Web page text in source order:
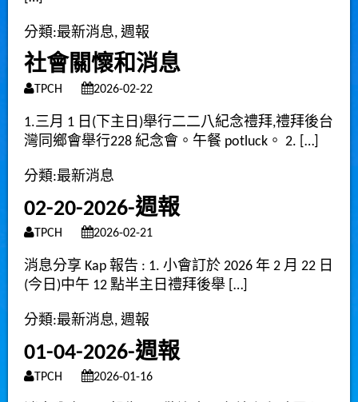
分類:最新消息, 週報
社會關懷和消息
TPCH 2026-02-22
1.三月 1 日(下主日)舉行二二八紀念禮拜,禮拜後台
灣同鄉會舉行228 紀念會。午餐 potluck。 2. […]
分類:最新消息
02-20-2026-週報
TPCH 2026-02-21
消息分享 Kap 報告 : 1. 小會訂於 2026 年 2 月 22 日
(今日)中午 12 點半主日禮拜後舉 […]
分類:最新消息, 週報
01-04-2026-週報
TPCH 2026-01-16